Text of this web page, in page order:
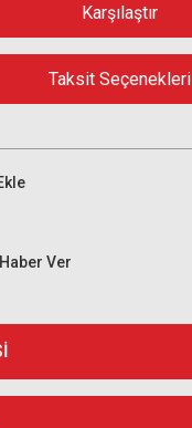
Karşılaştır
Taksit Seçenekleri
Ver